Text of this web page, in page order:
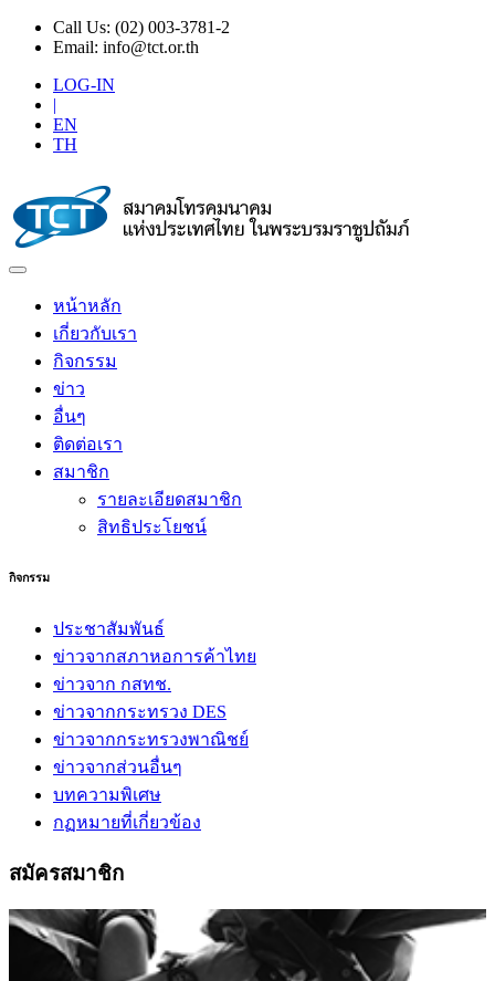
Call Us: (02) 003-3781-2
Email: info@tct.or.th
LOG-IN
|
EN
TH
หน้าหลัก
เกี่ยวกับเรา
กิจกรรม
ข่าว
อื่นๆ
ติดต่อเรา
สมาชิก
รายละเอียดสมาชิก
สิทธิประโยชน์
กิจกรรม
ประชาสัมพันธ์
ข่าวจากสภาหอการค้าไทย
ข่าวจาก กสทช.
ข่าวจากกระทรวง DES
ข่าวจากกระทรวงพาณิชย์
ข่าวจากส่วนอื่นๆ
บทความพิเศษ
กฏหมายที่เกี่ยวข้อง
สมัครสมาชิก